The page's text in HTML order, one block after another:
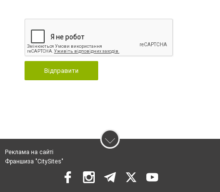
Відправити
Реклама на сайті
Франшиза "CitySites"